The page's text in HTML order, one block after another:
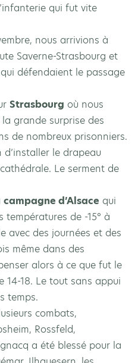
qui fut vite
nous arrivions à
Saverne-Strasbourg et
défendaient le passage
Strasbourg où nous
grande surprise des
de nombreux prisonniers.
le drapeau
Le serment de
campagne d’Alsace qui
de -15° à
avec des journées et des
même dans des
alors à ce que fut le
18. Le tout sans appui
temps.
combats,
Rossfeld,
a été blessé pour la